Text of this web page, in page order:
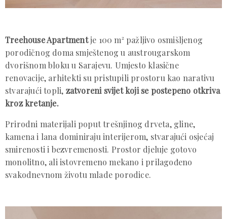
Treehouse Apartmentje 100 m² pažljivo osmišljenog
porodičnog doma smještenog u austrougarskom
dvorišnom bloku u Sarajevu. Umjesto klasične
renovacije, arhitekti su pristupili prostoru kao narativu
stvarajući topli, zatvoreni svijet koji se postepeno otkriva
kroz kretanje.
Prirodni materijali poput trešnjinog drveta, gline,
kamena i lana dominiraju interijerom, stvarajući osjećaj
smirenosti i bezvremenosti. Prostor djeluje gotovo
monolitno, ali istovremeno mekano i prilagođeno
svakodnevnom životu mlade porodice.